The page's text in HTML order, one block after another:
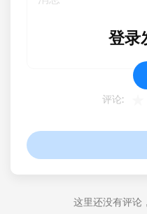
评论:
登录
这里还没有评论